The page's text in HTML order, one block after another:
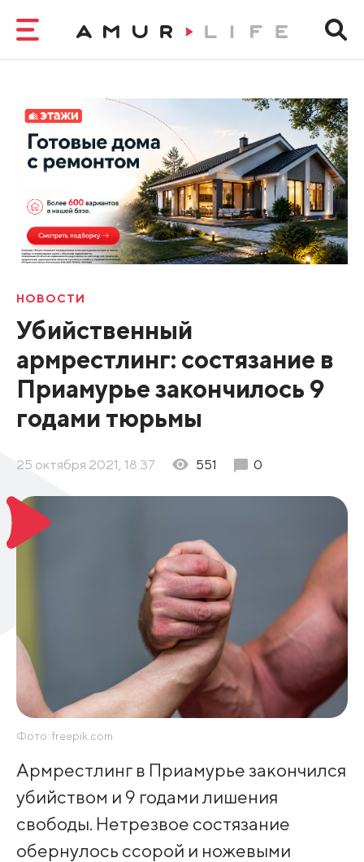
НОВОСТИ
Убийственный
армрестлинг: состязание в
Приамурье закончилось 9
годами тюрьмы
25 октября 2021, 18:37 551 0
Фото: freepik.com
Армрестлинг в Приамурье закончился
убийством и 9 годами лишения
свободы. Нетрезвое состязание
обернулось ссорой и ножевыми